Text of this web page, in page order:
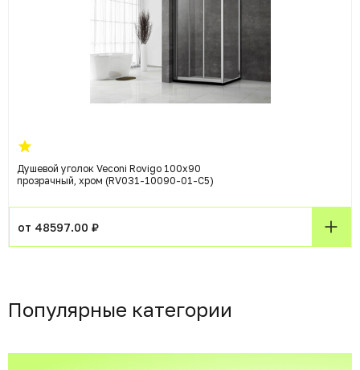
Душевой уголок Veconi Rovigo 100x90
прозрачный, хром (RV031-10090-01-C5)
от 48597.00 ₽
Популярные категории